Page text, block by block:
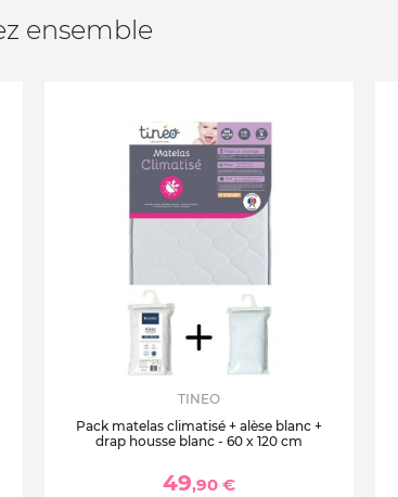
ensemble
TINEO
Pack matelas climatisé + alèse blanc +
drap housse blanc - 60 x 120 cm
49,90 €